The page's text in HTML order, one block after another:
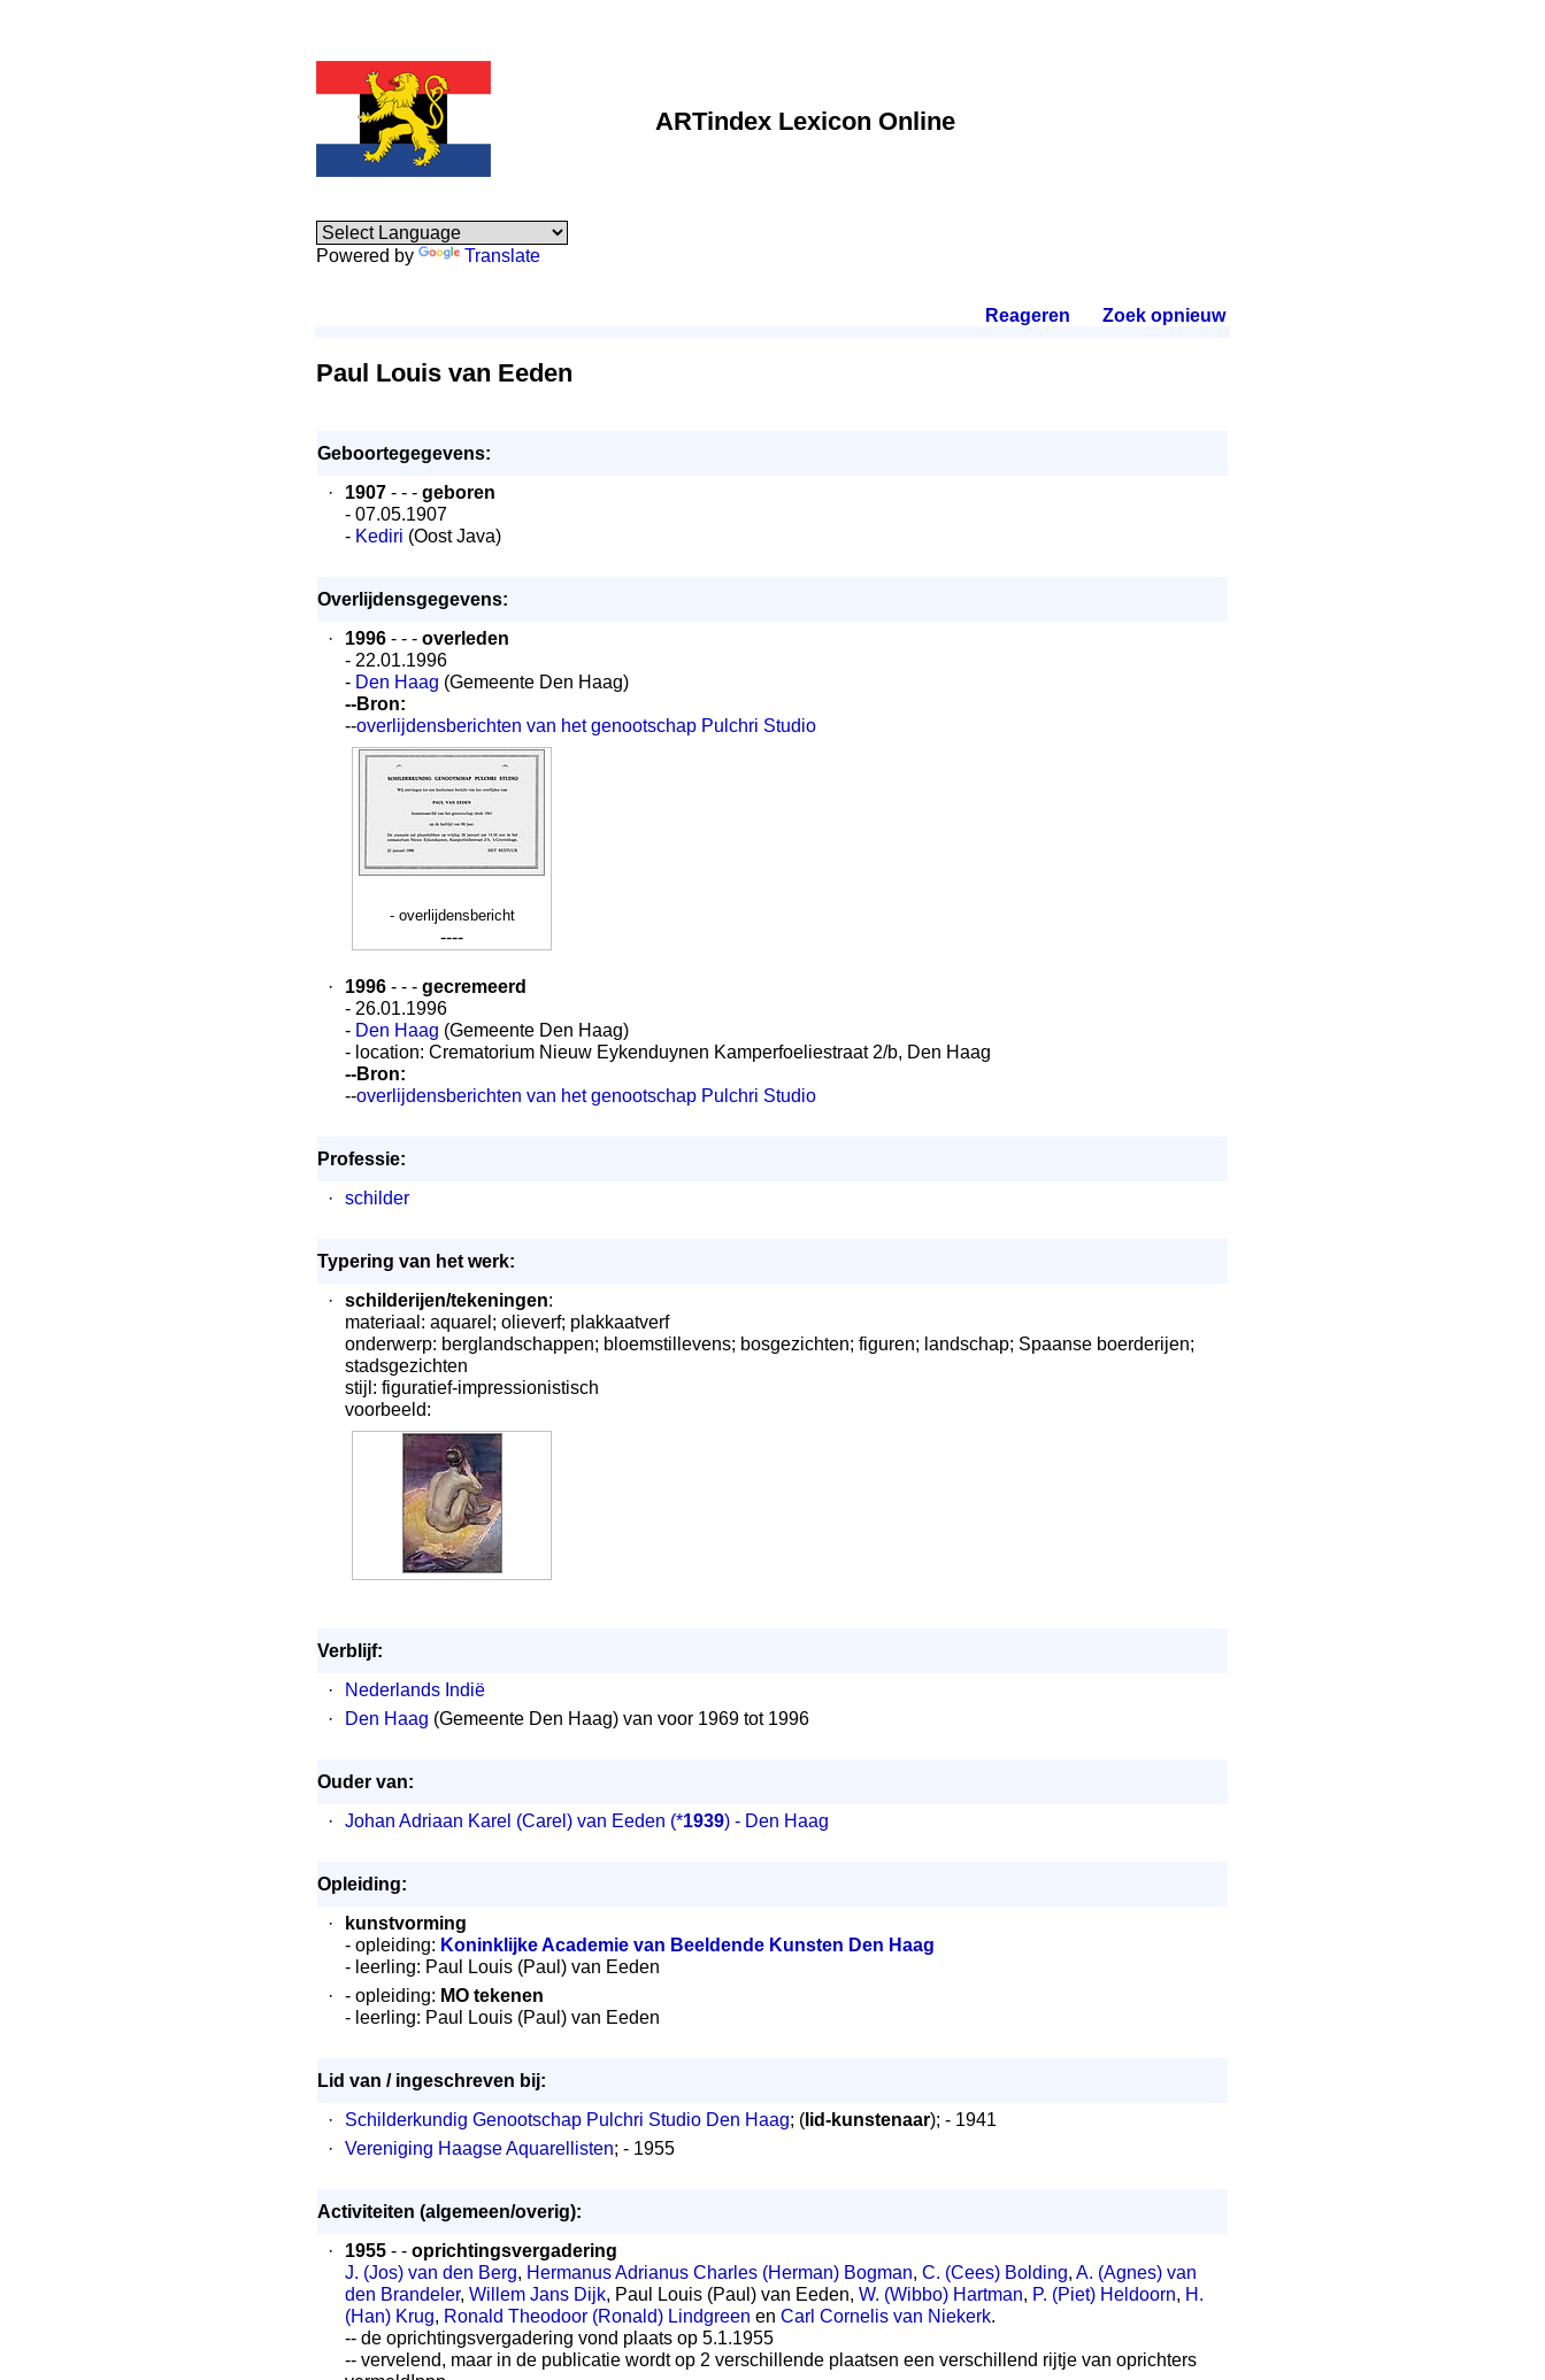
ARTindex Lexicon Online
Powered by Translate
Reageren Zoek opnieuw.
Paul Louis van Eeden
Geboortegegevens:
·
1907 - - - geboren
- 07.05.1907
- Kediri (Oost Java)
Overlijdensgegevens:
·
1996 - - - overleden
- 22.01.1996
- Den Haag (Gemeente Den Haag)
--Bron:
--overlijdensberichten van het genootschap Pulchri Studio
- overlijdensbericht
----
· 1996 - - - gecremeerd
- 26.01.1996
- Den Haag (Gemeente Den Haag)
- location: Crematorium Nieuw Eykenduynen Kamperfoeliestraat 2/b, Den Haag
--Bron:
--overlijdensberichten van het genootschap Pulchri Studio
Professie:
·
schilder
Typering van het werk:
·
schilderijen/tekeningen:
materiaal: aquarel; olieverf; plakkaatverf
onderwerp: berglandschappen; bloemstillevens; bosgezichten; figuren; landschap; Spaanse boerderijen;
stadsgezichten
stijl: figuratief-impressionistisch
voorbeeld:
Verblijf:
·
Nederlands Indië
·
Den Haag (Gemeente Den Haag) van voor 1969 tot 1996
Ouder van:
·
Johan Adriaan Karel (Carel) van Eeden (*1939) - Den Haag
Opleiding:
·
kunstvorming
- opleiding: Koninklijke Academie van Beeldende Kunsten Den Haag
- leerling: Paul Louis (Paul) van Eeden
·
- opleiding: MO tekenen
- leerling: Paul Louis (Paul) van Eeden
Lid van / ingeschreven bij:
·
Schilderkundig Genootschap Pulchri Studio Den Haag; ( lid-kunstenaar); - 1941
·
Vereniging Haagse Aquarellisten; - 1955
Activiteiten (algemeen/overig):
·
1955 - - oprichtingsvergadering
J. (Jos) van den Berg, Hermanus Adrianus Charles (Herman) Bogman, C. (Cees) Bolding, A. (Agnes) van
den Brandeler, Willem Jans Dijk, Paul Louis (Paul) van Eeden, W. (Wibbo) Hartman, P. (Piet) Heldoorn, H.
(Han) Krug, Ronald Theodoor (Ronald) Lindgreen en Carl Cornelis van Niekerk.
-- de oprichtingsvergadering vond plaats op 5.1.1955
-- vervelend, maar in de publicatie wordt op 2 verschillende plaatsen een verschillend rijtje van oprichters